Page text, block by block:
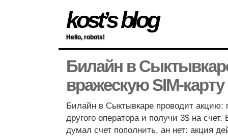
kost’s blog
Hello, robots!
Билайн в
вражескую SIM-карту
Билайн в Сыктывкаре проводит акцию:
другого оператора и получи 3$ на счет.
думал счет пополнить, ан нет: акция